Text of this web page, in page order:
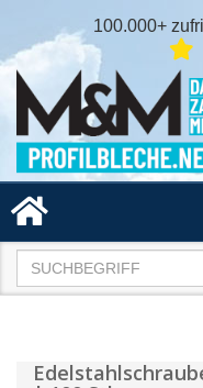
100.000+